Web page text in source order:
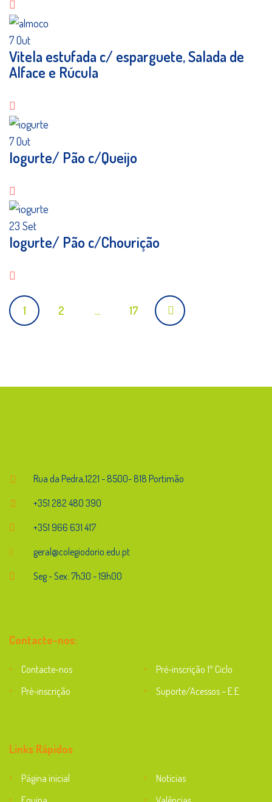
7Out
Vitela estufada c/ esparguete, Salada de
Alface e Rúcula
7Out
Iogurte/ Pão c/Queijo
23 Set
Iogurte/ Pão c/Chourição
Posts
1 2 … 17
Rua da Pedra,1221 - 8500- 818 Portimão
+351 282 480 390
+351 966 631 417
geral@colegiodorio.edu.pt
Seg - Sex: 7h30 - 19h00
Contacte-nos:
Contacte-nos
Pré-inscrição 1º Ciclo
Pré-inscrição
Suporte/Acessos – E.E.
Links Rápidos
Página inicial
Notícias